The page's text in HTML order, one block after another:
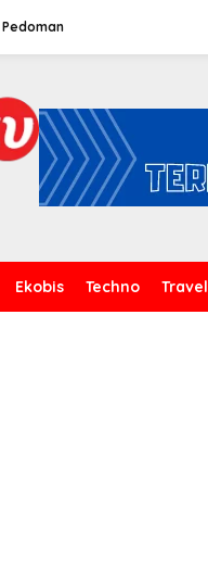
Pedoman
Ekobis Techno Travel